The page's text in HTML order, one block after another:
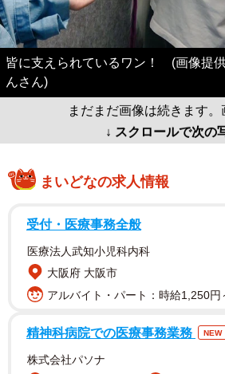
皆に支えられているワン！ (画像提
んさん)
まだまだ画像は続きます。
↓ スクロールで次の
まいどなの求人情報
受付・医療事務全般
医療法人武知小児科内科
大阪府 大阪市
アルバイト・パート：時給1,250円
精神科病院での医療事務業務 NEW
株式会社パソナ